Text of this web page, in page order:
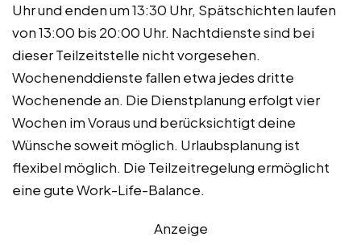
Uhr und enden um 13:30 Uhr, Spätschichten laufen
von 13:00 bis 20:00 Uhr. Nachtdienste sind bei
dieser Teilzeitstelle nicht vorgesehen.
Wochenenddienste fallen etwa jedes dritte
Wochenende an. Die Dienstplanung erfolgt vier
Wochen im Voraus und berücksichtigt deine
Wünsche soweit möglich. Urlaubsplanung ist
flexibel möglich. Die Teilzeitregelung ermöglicht
eine gute Work-Life-Balance.
Anzeige